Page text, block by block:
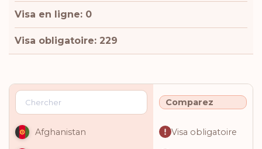
Visa en ligne: 0
Visa obligatoire: 229
Comparez
Afghanistan Visa obligatoire